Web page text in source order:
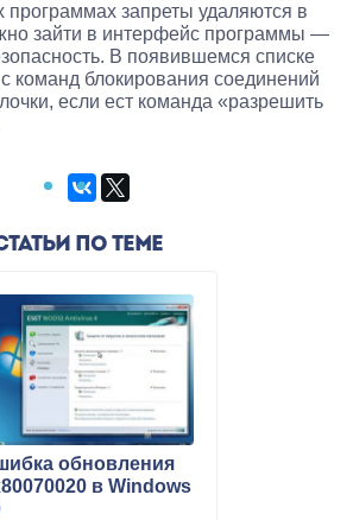
программах запреты удаляются в
зайти в интерфейс программы —
В появившемся списке
команд блокирования соединений
если ест команда «разрешить
ПО ТЕМЕ
обновления
в Windows